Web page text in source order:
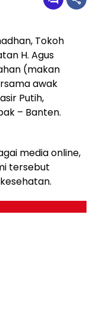
Tokoh
H. Agus
(makan
awak
Putih,
– Banten.
media online,
tersebut